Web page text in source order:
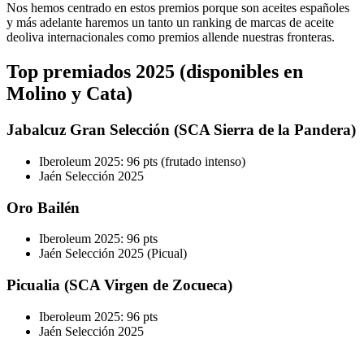
Nos hemos centrado en estos premios porque son aceites españoles
y más adelante haremos un tanto un ranking de marcas de aceite
deoliva internacionales como premios allende nuestras fronteras.
Top premiados 2025 (disponibles en
Molino y Cata)
Jabalcuz Gran Selección (SCA Sierra de la Pandera)
Iberoleum 2025: 96 pts (frutado intenso)
Jaén Selección 2025
Oro Bailén
Iberoleum 2025: 96 pts
Jaén Selección 2025 (Picual)
Picualia (SCA Virgen de Zocueca)
Iberoleum 2025: 96 pts
Jaén Selección 2025